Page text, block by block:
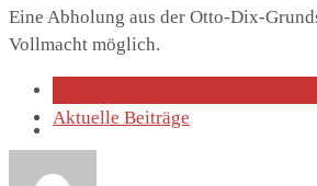
Predigten
Eine Abholung aus der Otto-Dix-
Vollmacht möglich.
Aktuelle Beiträge